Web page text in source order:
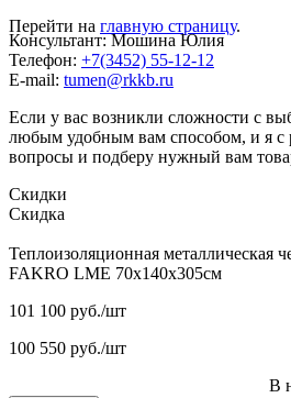
Перейти на главную страницу.
Консультант: Мошина Юлия
Телефон: +7(3452) 55-12-12
E-mail: tumen@rkkb.ru
Если у вас возникли сложности с
любым удобным вам способом, и я с
вопросы и подберу нужный вам
Скидки
Скидка
Теплоизоляционная металлическая
FAKRO LME 70х140х305см
101 100 руб./шт
100 550 руб./шт
В